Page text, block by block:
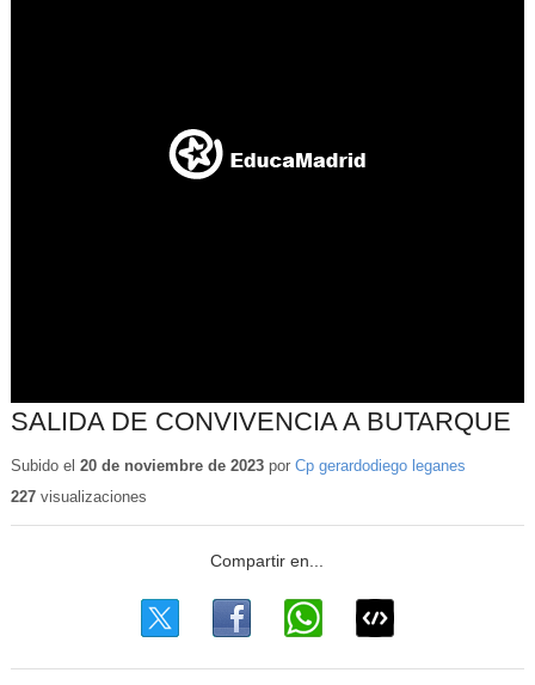
SALIDA DE CONVIVENCIA A BUTARQUE
Subido el 20 de noviembre de 2023por Cp gerardodiego leganes
227visualizaciones